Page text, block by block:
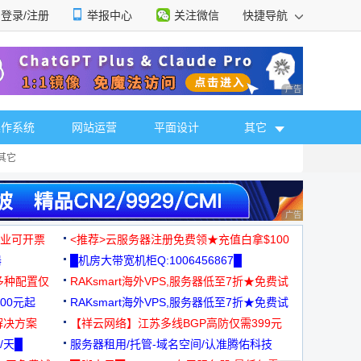
登录/注册 举报中心 关注微信 快捷导航
广告 商业广告，理
系统 网站运营 平面设计 其它
它
广告 商业广告，理
可开票
<推荐>云服务器注册免费领★充值白拿$100
█机房大带宽机柜Q:1006456867█
种配置仅
RAKsmart海外VPS,服务器低至7折★免费试
用★
元起
RAKsmart海外VPS,服务器低至7折★免费试
用★
决方案
【祥云网络】江苏多线BGP高防仅需399元
█
服务器租用/托管-域名空间/认准腾佑科技